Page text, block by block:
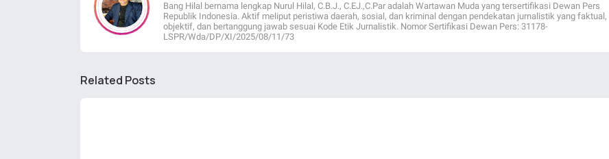
Bang Hilal bernama lengkap Nurul Hilal, C.B.J., C.EJ.,C.Par adalah Wartawan Muda yang tersertifikasi Dewan Pers
Republik Indonesia. Aktif meliput peristiwa daerah, sosial, dan kriminal dengan pendekatan jurnalistik yang faktual,
objektif, dan bertanggung jawab sesuai Kode Etik Jurnalistik. Nomor Sertifikasi Dewan Pers: 31178-
LSPR/Wda/DP/XI/2025/08/11/73
Related Posts